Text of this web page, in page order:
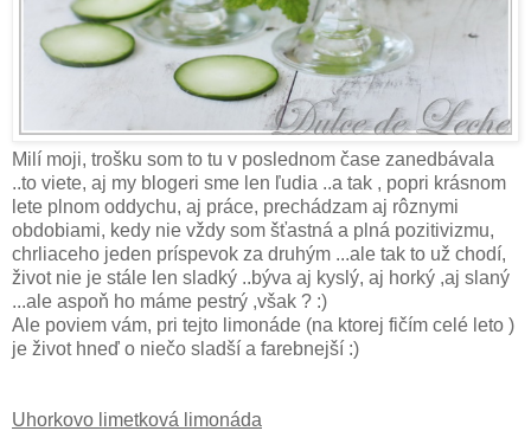
Milí moji, trošku som to tu v poslednom čase zanedbávala
..to viete, aj my blogeri sme len ľudia ..a tak , popri krásnom
lete plnom oddychu, aj práce, prechádzam aj rôznymi
obdobiami, kedy nie vždy som šťastná a plná pozitivizmu,
chrliaceho jeden príspevok za druhým ...ale tak to už chodí,
život nie je stále len sladký ..býva aj kyslý, aj horký ,aj slaný
...ale aspoň ho máme pestrý ,však ? :)
Ale poviem vám, pri tejto limonáde (na ktorej fičím celé leto )
je život hneď o niečo sladší a farebnejší :)
Uhorkovo limetková limonáda